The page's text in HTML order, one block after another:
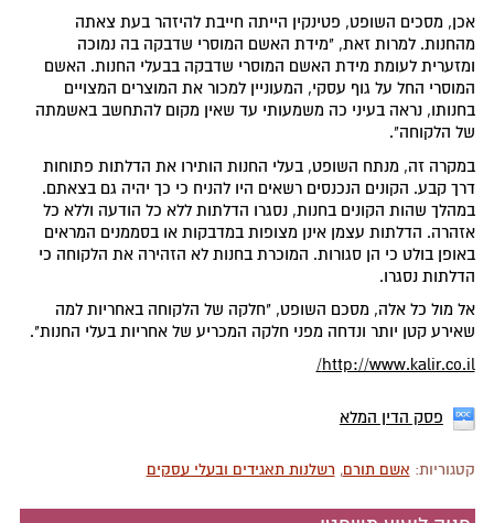
אכן, מסכים השופט, פטינקין הייתה חייבת להיזהר בעת צאתה
מהחנות. למרות זאת, "מידת האשם המוסרי שדבקה בה נמוכה
ומזערית לעומת מידת האשם המוסרי שדבקה בבעלי החנות. האשם
המוסרי החל על גוף עסקי, המעוניין למכור את המוצרים המצויים
בחנותו, נראה בעיני כה משמעותי עד שאין מקום להתחשב באשמתה
של הלקוחה".
במקרה זה, מנתח השופט, בעלי החנות הותירו את הדלתות פתוחות
דרך קבע. הקונים הנכנסים רשאים היו להניח כי כך יהיה גם בצאתם.
במהלך שהות הקונים בחנות, נסגרו הדלתות ללא כל הודעה וללא כל
אזהרה. הדלתות עצמן אינן מצופות במדבקות או בסממנים המראים
באופן בולט כי הן סגורות. המוכרת בחנות לא הזהירה את הלקוחה כי
הדלתות נסגרו.
אל מול כל אלה, מסכם השופט, "חלקה של הלקוחה באחריות למה
שאירע קטן יותר ונדחה מפני חלקה המכריע של אחריות בעלי החנות".
http://www.kalir.co.il/
פסק הדין המלא
קטגוריות: אשם תורם,רשלנות תאגידים ובעלי עסקים